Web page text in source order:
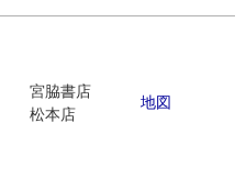
宮脇書店
松本店
地図